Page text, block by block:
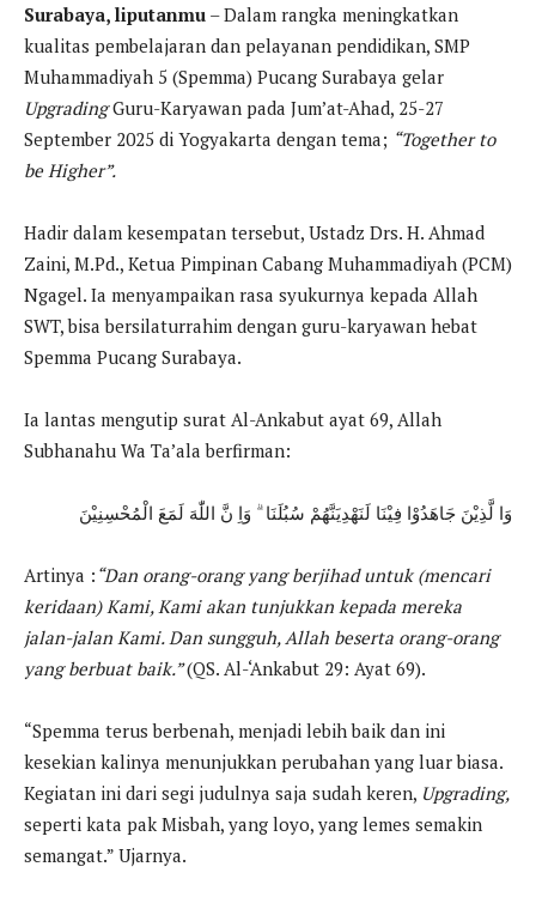
Surabaya, liputanmu – Dalam rangka meningkatkan
kualitas pembelajaran dan pelayanan pendidikan, SMP
Muhammadiyah 5 (Spemma) Pucang Surabaya gelar
UpgradingGuru-Karyawan pada Jum’at-Ahad, 25-27
September 2025 di Yogyakarta dengan tema; “Together to
be Higher”.
Hadir dalam kesempatan tersebut, Ustadz Drs. H. Ahmad
Zaini, M.Pd., Ketua Pimpinan Cabang Muhammadiyah (PCM)
Ngagel. Ia menyampaikan rasa syukurnya kepada Allah
SWT, bisa bersilaturrahim dengan guru-karyawan hebat
Spemma Pucang Surabaya.
Ia lantas mengutip surat Al-Ankabut ayat 69, Allah
Subhanahu Wa Ta’ala berfirman:
وَا لَّذِيْنَ جَاهَدُوْا فِيْنَا لَنَهْدِيَنَّهُمْ سُبُلَنَا ۗ وَاِ نَّ اللّٰهَ لَمَعَ الْمُحْسِنِيْنَ
Artinya : “Dan orang-orang yang berjihad untuk (mencari
keridaan) Kami, Kami akan tunjukkan kepada mereka
jalan-jalan Kami. Dan sungguh, Allah beserta orang-orang
yang berbuat baik.”(QS. Al-‘Ankabut 29: Ayat 69).
“Spemma terus berbenah, menjadi lebih baik dan ini
kesekian kalinya menunjukkan perubahan yang luar biasa.
Kegiatan ini dari segi judulnya saja sudah keren, Upgrading,
seperti kata pak Misbah, yang loyo, yang lemes semakin
semangat.” Ujarnya.